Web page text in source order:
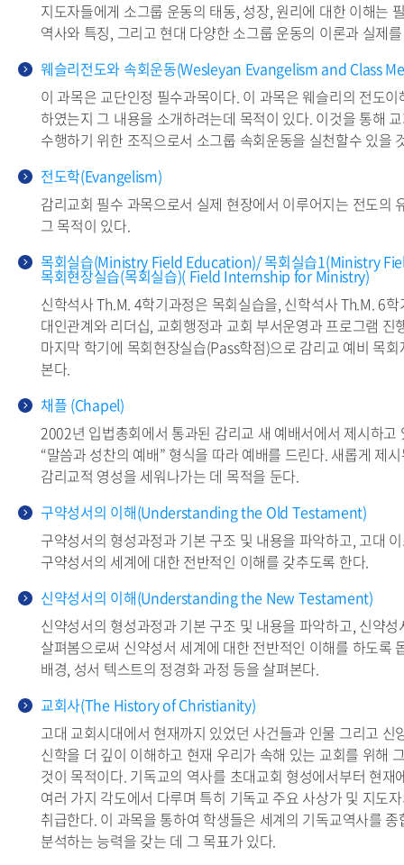
지도자들에게 소그룹 운동의 태동, 성장, 원리에 대한 이해는
역사와 특징, 그리고 현대 다양한 소그룹 운동의 이론과 실제
웨슬리전도와 속회운동(Wesleyan Evangelism and Class
이 과목은 교단인정 필수과목이다. 이 과목은 웨슬리의 전도
하였는지 그 내용을 소개하려는데 목적이 있다. 이것을 통해
수행하기 위한 조직으로서 소그룹 속회운동을 실천할수 있을
전도학(Evangelism)
감리교회 필수 과목으로서 실제 현장에서 이루어지는 전도
그 목적이 있다.
목회실습(Ministry Field Education)/ 목회실습1(Ministry
목회현장실습(목회실습)( Field Internship for Ministry)
신학석사 Th.M. 4학기과정은 목회실습을, 신학석사 Th.M. 6
대인관계와 리더십, 교회행정과 교회 부서운영과 프로그램
마지막 학기에 목회현장실습(Pass학점)으로 감리교 예비 목
본다.
채플 (Chapel)
2002년 입법총회에서 통과된 감리교 새 예배서에서 제시하
“말씀과 성찬의 예배” 형식을 따라 예배를 드린다. 새롭게 제
감리교적 영성을 세워나가는 데 목적을 둔다.
구약성서의 이해(Understanding the Old Testament)
구약성서의 형성과정과 기본 구조 및 내용을 파악하고, 고대
구약성서의 세계에 대한 전반적인 이해를 갖추도록 한다.
신약성서의 이해(Understanding the New Testament)
신약성서의 형성과정과 기본 구조 및 내용을 파악하고, 신약
살펴봄으로써 신약성서 세계에 대한 전반적인 이해를 하도
배경, 성서 텍스트의 정경화 과정 등을 살펴본다.
교회사(The History of Christianity)
고대 교회시대에서 현재까지 있었던 사건들과 인물 그리고
신학을 더 깊이 이해하고 현재 우리가 속해 있는 교회를 위해
것이 목적이다. 기독교의 역사를 초대교회 형성에서부터 현
여러 가지 각도에서 다루며 특히 기독교 주요 사상가 및 지도
취급한다. 이 과목을 통하여 학생들은 세계의 기독교역사를
분석하는 능력을 갖는 데 그 목표가 있다.